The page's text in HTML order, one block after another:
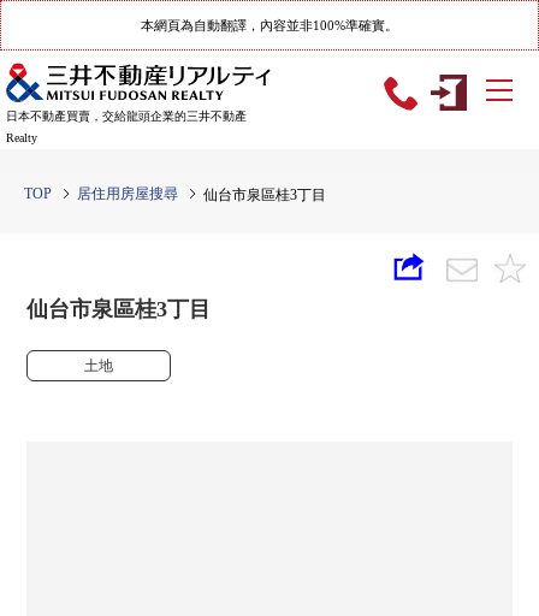
本網頁為自動翻譯，內容並非100%準確實。
日本不動產買賣，交給龍頭企業的三井不動產
Realty
TOP 居住用房屋搜尋 仙台市泉區桂3丁目
仙台市泉區桂3丁目
土地